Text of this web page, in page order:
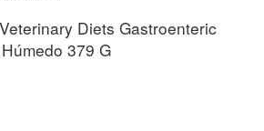
Diets Gastroenteric
379 G